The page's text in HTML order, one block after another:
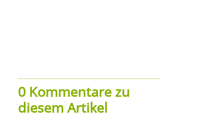
0 Kommentare zu
diesem Artikel